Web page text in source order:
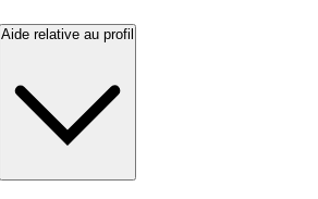
Aide relative au profil